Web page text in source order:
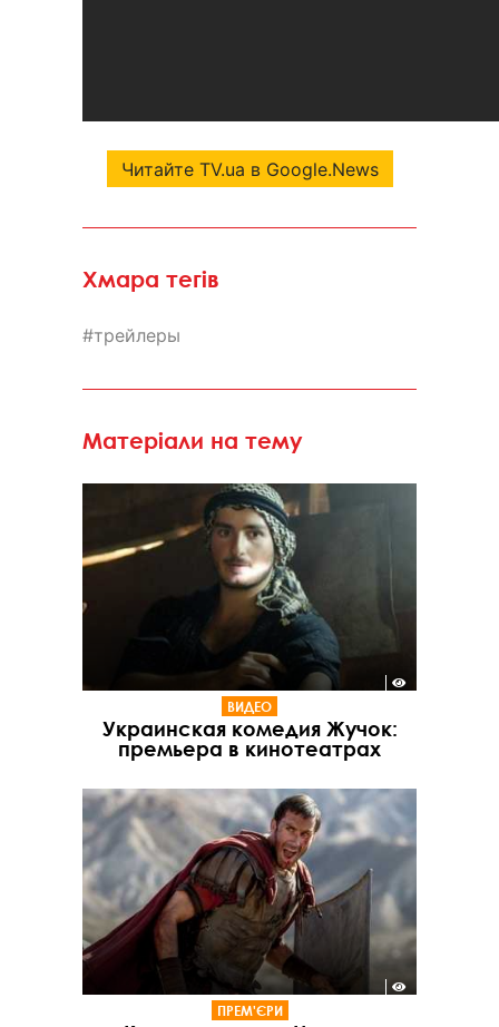
Читайте TV.ua в Google.News
Хмара тегів
трейлеры
Матеріали на тему
ВИДЕО
Украинская комедия Жучок:
премьера в кинотеатрах
ПРЕМ'ЄРИ